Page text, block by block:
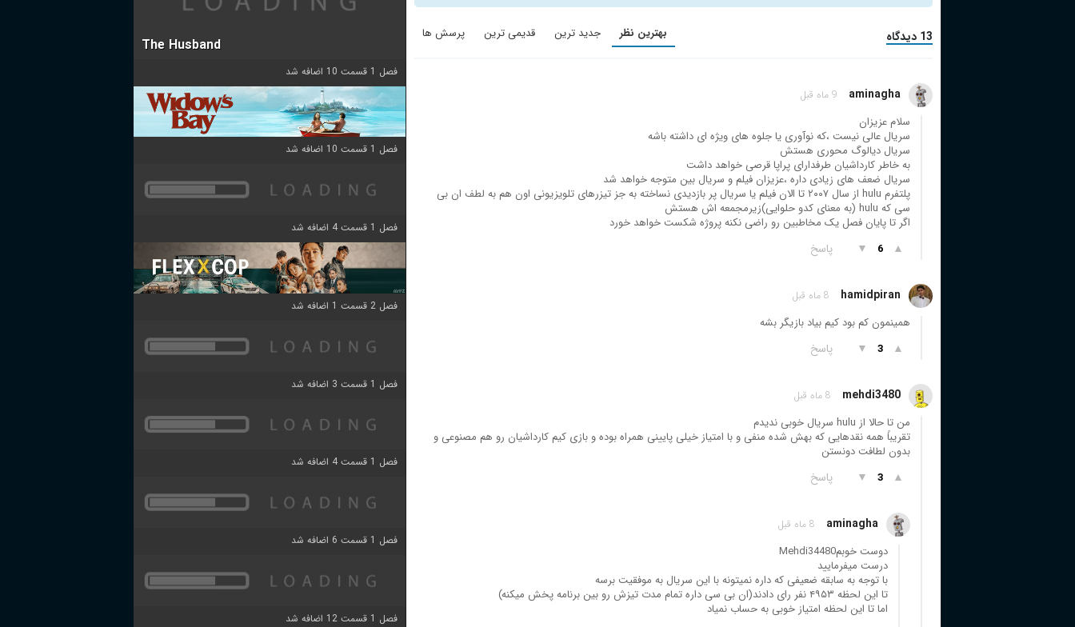
13 دیدگاه بهترین نظر جدید ترین قدیمی ترین پرسش ها
aminagha 9 ماه قبل
سلام عزیزان
سریال عالی نیست ،که نوآوری یا جلوه های ویژه ای داشته باشه
سریال دیالوگ محوری هستش
به خاطر کارداشیان طرفدارای پراپا قرصی خواهد داشت
سریال ضعف های زیادی داره ،عزیزان فیلم و سریال بین متوجه خواهد شد
پلتفرم hulu از سال ۲۰۰۷ تا الان فیلم یا سریال پر بازدیدی نساخته به جز تیزرهای تلویزیونی اون هم به لطف ان بی
سی که hulu (به معنای کدو حلوایی)زیرمجمعه اش هستش
اگر تا پایان فصل یک مخاطبین رو راضی نکنه پروژه شکست خواهد خورد
▲
6
▼ پاسخ
hamidpiran 8 ماه قبل
همینمون کم بود کیم بیاد بازیگر بشه
▲
3
▼ پاسخ
mehdi3480 8 ماه قبل
من تا حالا از hulu سریال خوبی ندیدم
تقریباً همه نقدهایی که بهش شده منفی و با امتیاز خیلی پایینی همراه بوده و بازی کیم کارداشیان رو هم مصنوعی و
بدون لطافت دونستن
▲
3
▼ پاسخ
aminagha 8 ماه قبل
دوست خوبمMehdi34480
درست میفرمایید
با توجه به سابقه ضعیفی که داره نمیتونه با این سریال به موفقیت برسه
تا این لحظه ۴۹۵۳ نفر رای دادند(ان بی سی داره تمام مدت تیزش رو بین برنامه پخش میکنه)
اما تا این لحظه امتیاز خوبی به حساب نمیاد
The Husband
فصل 1 قسمت 10 اضافه شد
فصل 1 قسمت 10 اضافه شد
فصل 1 قسمت 4 اضافه شد
فصل 2 قسمت 1 اضافه شد
فصل 1 قسمت 3 اضافه شد
فصل 1 قسمت 4 اضافه شد
فصل 1 قسمت 6 اضافه شد
فصل 1 قسمت 12 اضافه شد